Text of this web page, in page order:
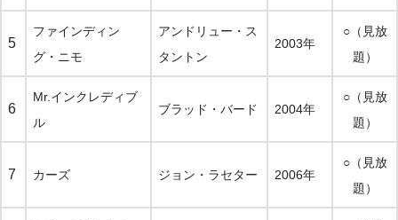
5
ファインディン
グ・ニモ
アンドリュー・ス
タントン
2003年
○（見放
題）
6
Mr.インクレディブ
ル
ブラッド・バード 2004年
○（見放
題）
7 カーズ ジョン・ラセター 2006年
○（見放
題）